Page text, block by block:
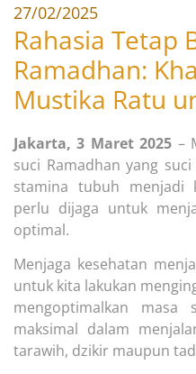
27/02/2025
Rahasia Tetap
Ramadhan:
Mustika Ratu
Jakarta, 3 Maret2025 –
suci Ramadhan yang
stamina tubuh menjadi
perlu dijaga untuk
optimal.
Menjaga kesehatan
untuk kita lakukan
mengoptimalkan
maksimal dalam
tarawih, dzikir maupun